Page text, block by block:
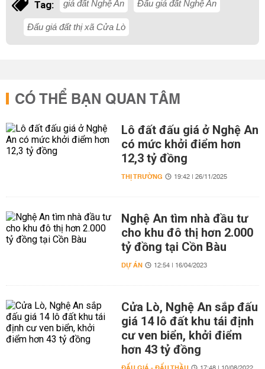
Tag: giá đất Nghệ An Đấu giá đất Nghệ An
Đấu giá đất thị xã Cửa Lò
CÓ THỂ BẠN QUAN TÂM
Lô đất đấu giá ở Nghệ An
có mức khởi điểm hơn
12,3 tỷ đồng
THỊ TRƯỜNG 19:42 | 26/11/2025
Nghệ An tìm nhà đầu tư
cho khu đô thị hơn 2.000
tỷ đồng tại Cồn Bàu
DỰ ÁN 12:54 | 16/04/2023
Cửa Lò, Nghệ An sắp đấu
giá 14 lô đất khu tái định
cư ven biển, khởi điểm
hơn 43 tỷ đồng